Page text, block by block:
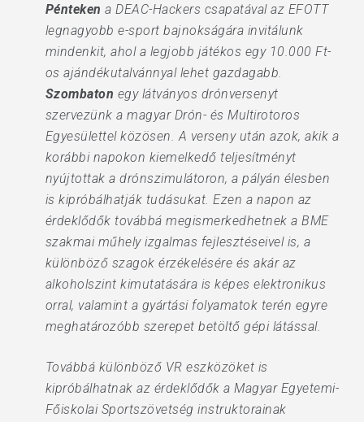
Péntekena DEAC-Hackers csapatával az EFOTT
legnagyobb e-sport bajnokságára invitálunk
mindenkit, ahol a legjobb játékos egy 10.000 Ft-
os ajándékutalvánnyal lehet gazdagabb.
Szombaton egy látványos drónversenyt
szervezünk a magyar Drón- és Multirotoros
Egyesülettel közösen. A verseny után azok, akik a
korábbi napokon kiemelkedő teljesítményt
nyújtottak a drónszimulátoron, a pályán élesben
is kipróbálhatják tudásukat. Ezen a napon az
érdeklődők továbbá megismerkedhetnek a BME
szakmai műhely izgalmas fejlesztéseivel is, a
különböző szagok érzékelésére és akár az
alkoholszint kimutatására is képes elektronikus
orral, valamint a gyártási folyamatok terén egyre
meghatározóbb szerepet betöltő gépi látással.
Továbbá különböző VR eszközöket is
kipróbálhatnak az érdeklődők a Magyar Egyetemi-
Főiskolai Sportszövetség instruktorainak